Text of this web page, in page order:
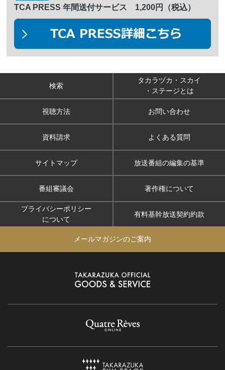
TCA PRESS 年間送付サービス 1,200円（税込）
検索
タカラヅカ・スカイ
・ステージとは
視聴方法 お問い合わせ
資料請求 よくある質問
サイトマップ 放送番組の編集の基準
番組審議会 著作権について
プライバシーポリシー
について
有料基幹放送契約約款
メールマガジンのご案内